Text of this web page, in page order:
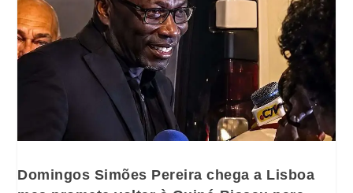
Domingos Simões Pereira chega a Lisboa